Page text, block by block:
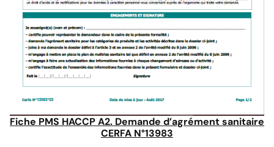
Fiche PMS HACCP A2. Demande d’agrément sanitaire
CERFA N°13983